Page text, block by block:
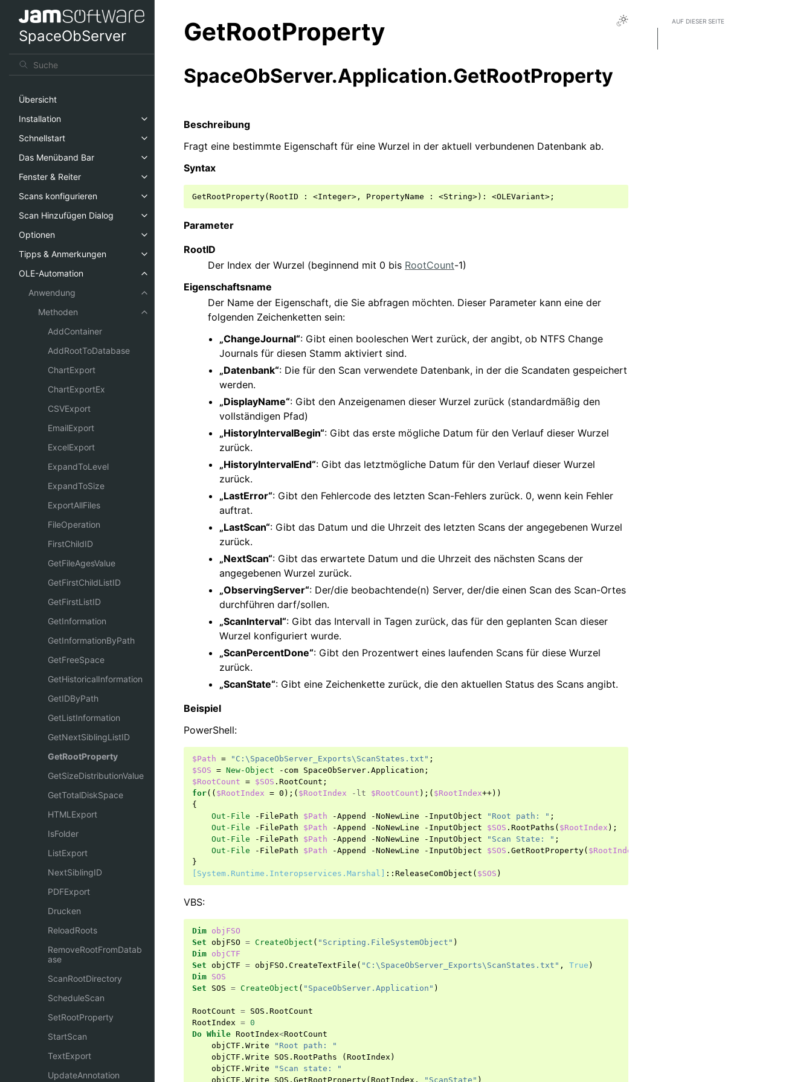
SpaceObServer
Übersicht
Installation
Schnellstart
Das Menüband Bar
Fenster & Reiter
Scans konfigurieren
Scan Hinzufügen Dialog
Optionen
Tipps & Anmerkungen
OLE-Automation
Anwendung
Methoden
AddContainer
AddRootToDatabase
ChartExport
ChartExportEx
CSVExport
EmailExport
ExcelExport
ExpandToLevel
ExpandToSize
ExportAllFiles
FileOperation
FirstChildID
GetFileAgesValue
GetFirstChildListID
GetFirstListID
GetInformation
GetInformationByPath
GetFreeSpace
GetHistoricalInformation
GetIDByPath
GetListInformation
GetNextSiblingListID
GetRootProperty
GetSizeDistributionValue
GetTotalDiskSpace
HTMLExport
IsFolder
ListExport
NextSiblingID
PDFExport
Drucken
ReloadRoots
RemoveRootFromDatab
ase
ScanRootDirectory
ScheduleScan
SetRootProperty
StartScan
TextExport
UpdateAnnotation
GetRootProperty
SpaceObServer.Application.GetRootProperty
Beschreibung
Fragt eine bestimmte Eigenschaft für eine Wurzel in der aktuell verbundenen Datenbank ab.
Syntax
Parameter
RootID
Der Index der Wurzel (beginnend mit 0 bis RootCount-1)
Eigenschaftsname
Der Name der Eigenschaft, die Sie abfragen möchten. Dieser Parameter kann eine der
folgenden Zeichenketten sein:
„ChangeJournal“: Gibt einen booleschen Wert zurück, der angibt, ob NTFS Change
Journals für diesen Stamm aktiviert sind.
„Datenbank“: Die für den Scan verwendete Datenbank, in der die Scandaten gespeichert
werden.
„DisplayName“: Gibt den Anzeigenamen dieser Wurzel zurück (standardmäßig den
vollständigen Pfad)
„HistoryIntervalBegin“: Gibt das erste mögliche Datum für den Verlauf dieser Wurzel
zurück.
„HistoryIntervalEnd“: Gibt das letztmögliche Datum für den Verlauf dieser Wurzel
zurück.
„LastError“: Gibt den Fehlercode des letzten Scan-Fehlers zurück. 0, wenn kein Fehler
auftrat.
„LastScan“: Gibt das Datum und die Uhrzeit des letzten Scans der angegebenen Wurzel
zurück.
„NextScan“: Gibt das erwartete Datum und die Uhrzeit des nächsten Scans der
angegebenen Wurzel zurück.
„ObservingServer“: Der/die beobachtende(n) Server, der/die einen Scan des Scan-Ortes
durchführen darf/sollen.
„ScanInterval“: Gibt das Intervall in Tagen zurück, das für den geplanten Scan dieser
Wurzel konfiguriert wurde.
„ScanPercentDone“: Gibt den Prozentwert eines laufenden Scans für diese Wurzel
zurück.
„ScanState“: Gibt eine Zeichenkette zurück, die den aktuellen Status des Scans angibt.
Beispiel
PowerShell:
$Path = "C:\SpaceObServer_Exports\ScanStates.txt" ;
$SOS = New-Object -com SpaceObServer . Application ;
$RootCount = $SOS . RootCount ;
for(( $RootIndex = 0 );( $RootIndex -lt $RootCount );( $RootIndex++))
{
Out-File
-FilePath $Path -Append -NoNewLine -InputObject "Root path: " ;
Out-File
-FilePath $Path -Append -NoNewLine -InputObject $SOS . RootPaths ( $RootIndex );
Out-File
-FilePath $Path -Append -NoNewLine -InputObject "Scan State: " ;
Out-File
-FilePath $Path -Append -NoNewLine -InputObject $SOS . GetRootProperty( $RootIndex
}
[System.Runtime.Interopservices.Marshal]
:: ReleaseComObject ( $SOS )
VBS:
Dim objFSO
Set objFSO = CreateObject ( "Scripting.FileSystemObject" )
Dim objCTF
Set objCTF = objFSO . CreateTextFile ( "C:\SpaceObServer_Exports\ScanStates.txt" , True )
Dim SOS
Set
SOS = CreateObject ( "SpaceObServer.Application" )
RootCount = SOS . RootCount
RootIndex = 0
Do While RootIndex<RootCount
objCTF . Write
"Root path: "
objCTF . Write SOS . RootPaths ( RootIndex )
objCTF . Write
"Scan state: "
objCTF . Write SOS . GetRootProperty( RootIndex , "ScanState" )
AUF DIESER SEITE